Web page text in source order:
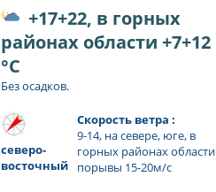
+17+22, в горных
районах области +7+12
°C
Без осадков.
северо-
восточный
Скорость ветра :
9-14, на севере, юге, в
горных районах области
порывы 15-20м/с